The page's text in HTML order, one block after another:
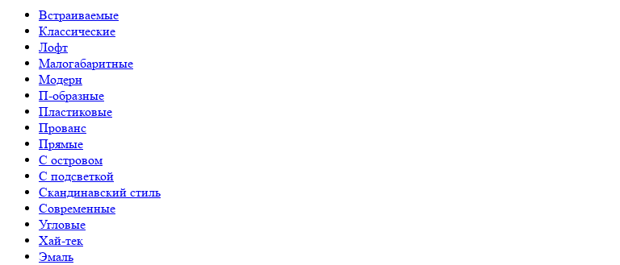
Встраиваемые
Классические
Лофт
Малогабаритные
Модерн
П-образные
Пластиковые
Прованс
Прямые
С островом
С подсветкой
Скандинавский стиль
Современные
Угловые
Хай-тек
Эмаль